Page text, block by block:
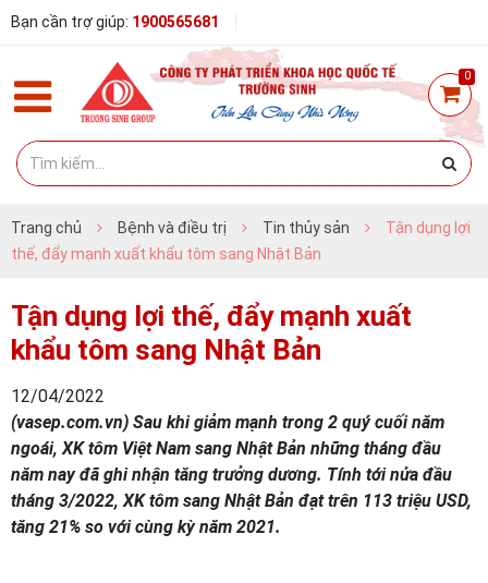
Bạn cần trợ giúp: 1900565681
0
Trang chủ Bệnh và điều trị Tin thủy sản
Tận dụng lợi
thế, đẩy mạnh xuất khẩu tôm sang Nhật Bản
Tận dụng lợi thế, đẩy mạnh xuất
khẩu tôm sang Nhật Bản
12/04/2022
(vasep.com.vn) Sau khi giảm mạnh trong 2 quý cuối năm
ngoái, XK tôm Việt Nam sang Nhật Bản những tháng đầu
năm nay đã ghi nhận tăng trưởng dương. Tính tới nửa đầu
tháng 3/2022, XK tôm sang Nhật Bản đạt trên 113 triệu USD,
tăng 21% so với cùng kỳ năm 2021.